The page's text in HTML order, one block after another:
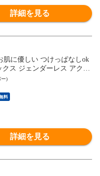
詳細を見る
肌に優しい つけっぱなしok
ス ジェンダーレス アクセ
い Nei/nor ネイナー NnRI-0
ー)
料
詳細を見る